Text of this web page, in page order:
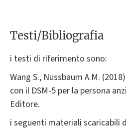
Testi/Bibliografia
i testi di riferimento sono:
Wang S., Nussbaum A.M.
con il DSM-5 per la persona
Editore.
i seguenti materiali scaricabili